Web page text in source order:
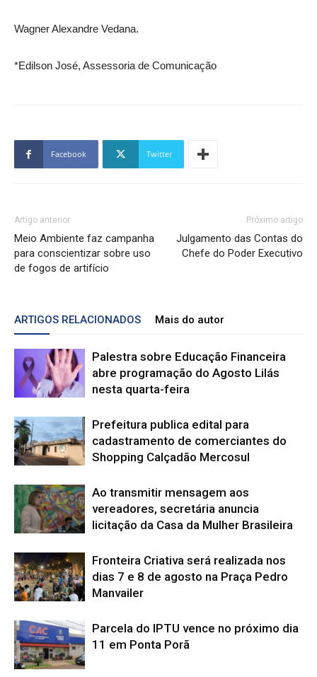
Wagner Alexandre Vedana.
*Edilson José, Assessoria de Comunicação
Facebook Twitter
Artigo anterior
Meio Ambiente faz campanha
para conscientizar sobre uso
de fogos de artifício
Próximo artigo
Julgamento das Contas do
Chefe do Poder Executivo
ARTIGOS RELACIONADOS Mais do autor
Palestra sobre Educação Financeira
abre programação do Agosto Lilás
nesta quarta-feira
Prefeitura publica edital para
cadastramento de comerciantes do
Shopping Calçadão Mercosul
Ao transmitir mensagem aos
vereadores, secretária anuncia
licitação da Casa da Mulher Brasileira
Fronteira Criativa será realizada nos
dias 7 e 8 de agosto na Praça Pedro
Manvailer
Parcela do IPTU vence no próximo dia
11 em Ponta Porã